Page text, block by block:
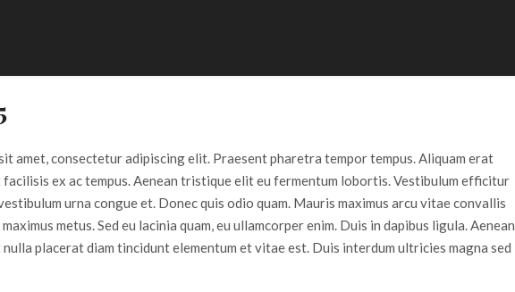
amet, consectetur adipiscing elit. Praesent pharetra tempor tempus. Aliquam erat
ex ac tempus. Aenean tristique elit eu fermentum lobortis. Vestibulum efficitur
urna congue et. Donec quis odio quam. Mauris maximus arcu vitae convallis
metus. Sed eu lacinia quam, eu ullamcorper enim. Duis in dapibus ligula. Aenean
placerat diam tincidunt elementum et vitae est. Duis interdum ultricies magna sed